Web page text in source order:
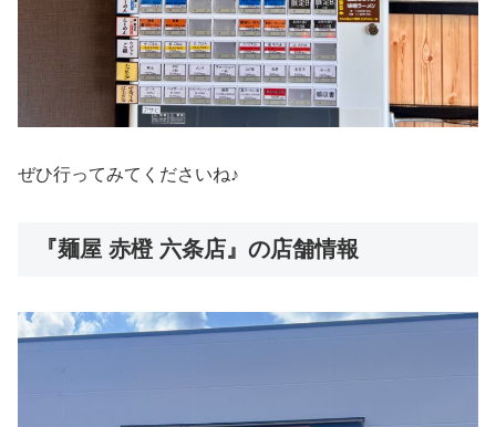
ぜひ行ってみてくださいね♪
『麺屋 赤橙 六条店』の店舗情報